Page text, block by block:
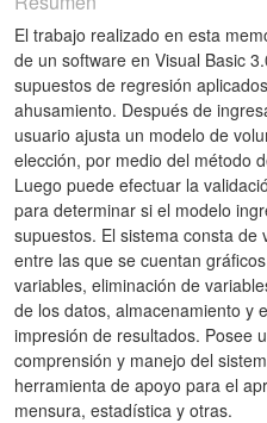
El trabajo realizado en esta
de un software en Visual Basic
supuestos de regresión
ahusamiento. Después de
usuario ajusta un modelo de
elección, por medio del método
Luego puede efectuar la
para determinar si el modelo
supuestos. El sistema consta
entre las que se cuentan
variables, eliminación de
de los datos, almacenamiento y
impresión de resultados. Posee
comprensión y manejo del
herramienta de apoyo para el
mensura, estadística y otras.